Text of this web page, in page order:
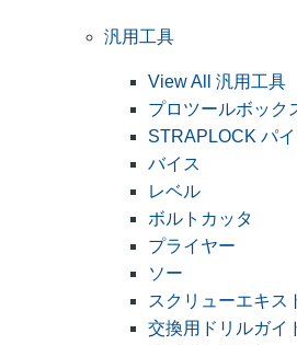
汎用工具
View All 汎用工具
プロツールボック
STRAPLOCK パ
バイス
レベル
ボルトカッタ
プライヤー
ソー
スクリューエキス
交換用ドリルガイ